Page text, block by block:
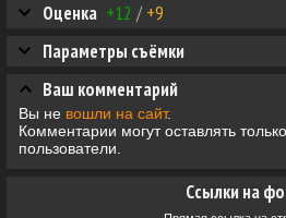
Оценка +12 /+9
Ссылки на
Параметры съёмки
Ваш комментарий
Вы не вошли на сайт.
Комментарии могут оставлять
пользователи.